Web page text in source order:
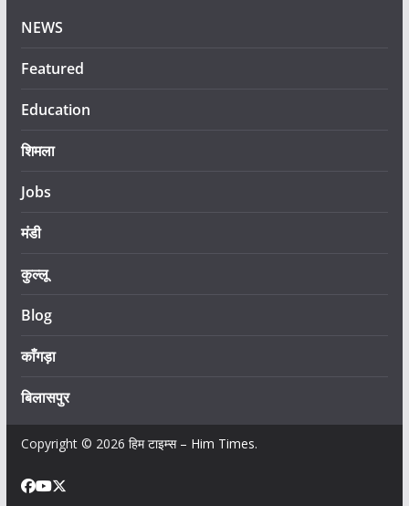
NEWS
Featured
Education
शिमला
Jobs
मंडी
कुल्लू
Blog
काँगड़ा
बिलासपुर
Copyright © 2026 हिम टाइम्स – Him Times.